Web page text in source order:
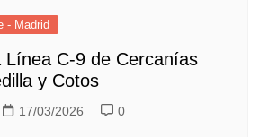
- Madrid
Línea C-9 de Cercanías
y Cotos
17/03/2026 0